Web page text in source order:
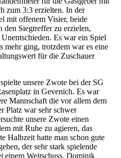
zum 3:3 erzielten. In der
mit offenem Visier, beide
den Siegtreffer zu erzielen,
Es war ein Spiel
mehr ging, trotzdem war es eine
für die Zuschauer
unsere Zwote bei der SG
in Gevenich. Es war
Mannschaft die vor allem dem
Platz war sehr schwer
unsere Zwote einen
mit Ruhe zu agieren, das
Halbzeit hatte man schon gute
der sehr stark spielende
einem Weitschuss, Dominik